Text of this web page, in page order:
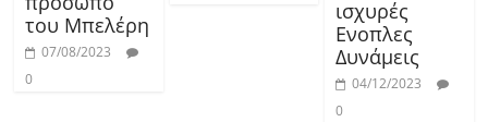
του Μπελέρη
07/08/2023
0
ισχυρές
Ενοπλες
Δυνάμεις
04/12/2023
0